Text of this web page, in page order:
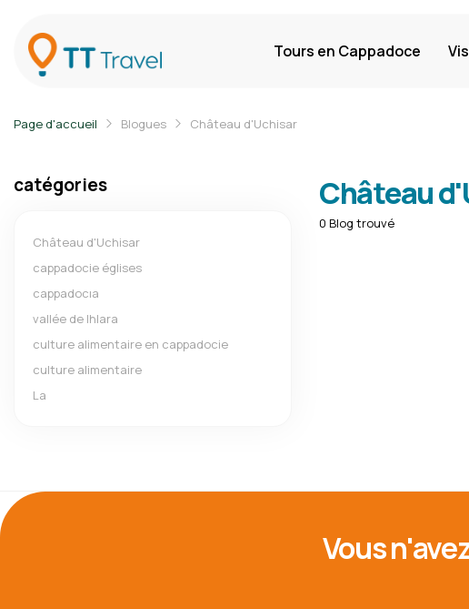
Tours en Cappadoce
Page d'accueil Blogues Château d'Uchisar
catégories
Château d'Uchisar
cappadocie églises
cappadocıa
vallée de lhlara
culture alimentaire en cappadocie
culture alimentaire
La
Château
0 Blog trouvé
Vous